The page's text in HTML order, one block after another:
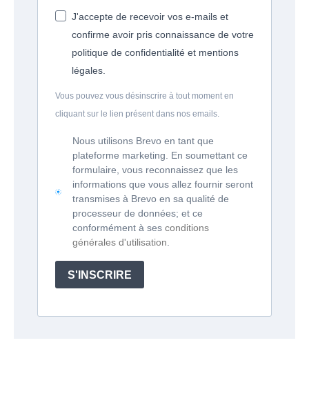
J'accepte de recevoir vos e-mails et
confirme avoir pris connaissance de votre
politique de confidentialité et mentions
légales.
Vous pouvez vous désinscrire à tout moment en
cliquant sur le lien présent dans nos emails.
Nous utilisons Brevo en tant que
plateforme marketing. En soumettant ce
formulaire, vous reconnaissez que les
informations que vous allez fournir seront
transmises à Brevo en sa qualité de
processeur de données; et ce
conformément à sesconditions
générales d'utilisation
S'INSCRIRE